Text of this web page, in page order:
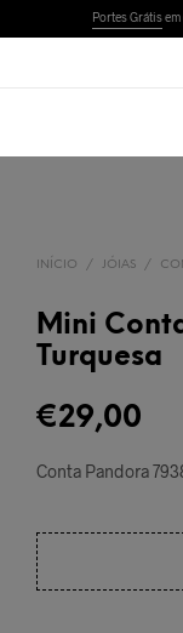
Portes Grátisem
INÍCIO / JÓIAS /
Mini
Turquesa
€29,00
Conta Pandora